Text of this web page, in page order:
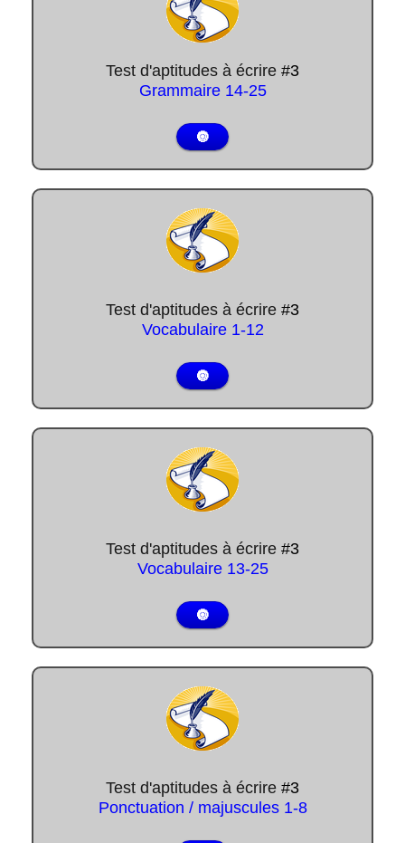
Test d'aptitudes à écrire #3
Grammaire14-25
🔘
Test d'aptitudes à écrire #3
Vocabulaire 1-12
🔘
Test d'aptitudes à écrire #3
Vocabulaire 13-25
🔘
Test d'aptitudes à écrire #3
Ponctuation / majuscules1-8